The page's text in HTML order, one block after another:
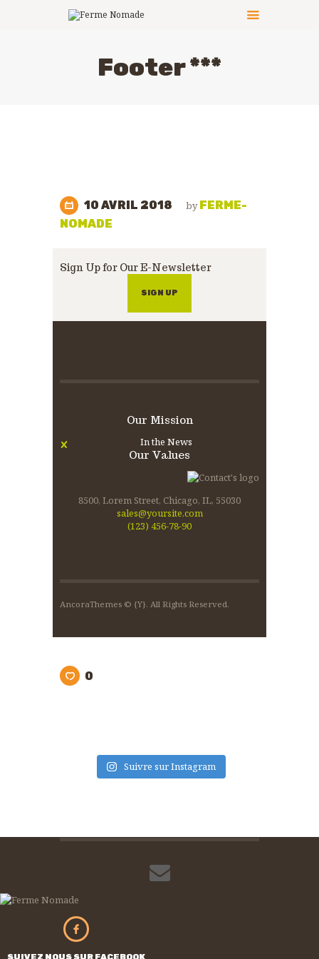
Footer ***
PHOTOS
NOUS CONTACTER
10 AVRIL 2018 byFERME-
NOMADE
Sign Up for Our E-Newsletter
SIGN UP
Our Mission
In the News
Our Values
8500, Lorem Street, Chicago, IL, 55030
sales@yoursite.com
(123) 456-78-90
AncoraThemes © {Y}. All Rights Reserved.
0
Suivre sur Instagram
SUIVEZ NOUS SUR FACEBOOK